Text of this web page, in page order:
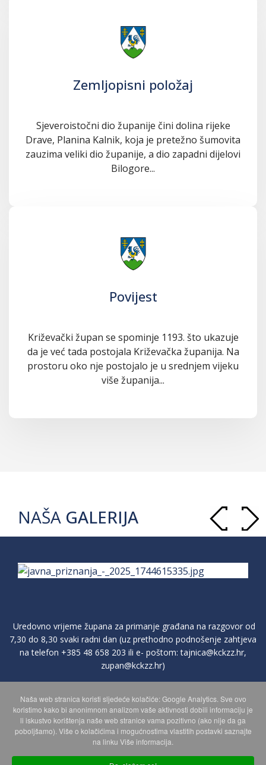
Zemljopisni položaj
Sjeveroistočni dio županije čini dolina rijeke
Drave, Planina Kalnik, koja je pretežno šumovita
zauzima veliki dio županije, a dio zapadni dijelovi
Bilogore...
Povijest
Križevački župan se spominje 1193. što ukazuje
da je već tada postojala Križevačka županija. Na
prostoru oko nje postojalo je u srednjem vijeku
više županija...
NAŠA GALERIJA
Uredovno vrijeme župana za primanje građana na razgovor od
7,30 do 8,30 svaki radni dan (uz prethodno podnošenje zahtjeva
na telefon +385 48 658 203 ili e- poštom:tajnica@kckzz.hr,
zupan@kckzz.hr)
POLITIKA ZAŠTITE PRIVATNOSTI OSOBNIH PODATAKA
MAPA WEBA
Naša web stranica koristi sljedeće kolačiće: Google Analytics. Sve ovo
koristimo kako bi anonimnom analizom vaše aktivnosti dobili informaciju je
li iskustvo korištenja naše web stranice vama pozitivno (ako nije da ga
poboljšamo). Više o kolačićima i mogućnostima vlastitih postavki saznajte
na linku Više informacija.